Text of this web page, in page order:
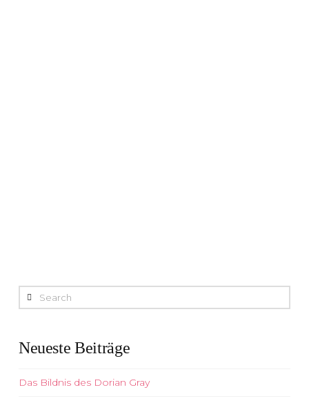
Search
Neueste Beiträge
Das Bildnis des Dorian Gray